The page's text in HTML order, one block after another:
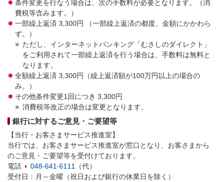
条件変更を行なう場合は、次の手数料が必要となります。（消
費税等含みます。）
一部繰上返済 3,300円 （一部繰上返済の都度、金額にかかわら
ず。）
ただし、インターネットバンキング「むさしのダイレクト」
をご利用されて一部繰上返済を行う場合は、手数料は無料と
なります。
全額繰上返済 3,300円（繰上返済額が100万円以上の場合の
み。）
その他条件変更1回につき 3,300円
消費税等改正の場合は変更となります。
銀行に対するご意見・ご要望等
【当行・お客さまサービス推進室】
当行では、お客さまサービス推進室が窓口となり、お客さまから
のご意見・ご要望等を受付けております。
電話
048-641-6111
（代）
受付日：月～金曜（祝日および銀行の休業日を除く）